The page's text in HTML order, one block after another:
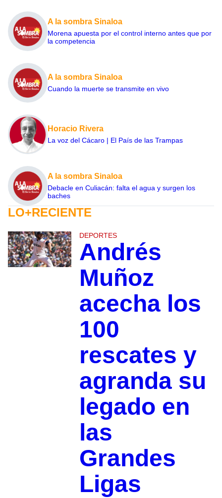
A la sombra Sinaloa
Morena apuesta por el control interno antes que por
la competencia
A la sombra Sinaloa
Cuando la muerte se transmite en vivo
Horacio Rivera
La voz del Cácaro | El País de las Trampas
A la sombra Sinaloa
Debacle en Culiacán: falta el agua y surgen los
baches
LO+RECIENTE
DEPORTES
Andrés
Muñoz
acecha los
100
rescates y
agranda su
legado en
las
Grandes
Ligas